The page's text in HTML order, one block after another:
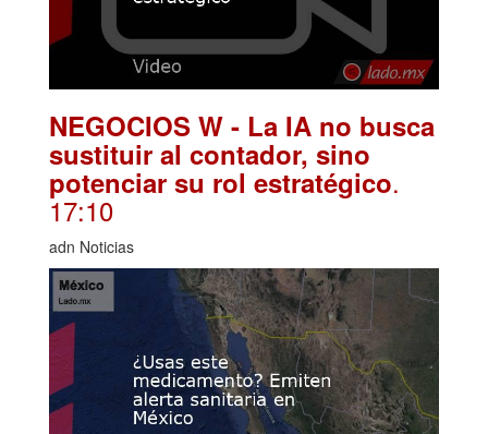
NEGOCIOS W - La IA no busca
sustituir al contador, sino
potenciar su rol estratégico.
17:10
adn Noticias